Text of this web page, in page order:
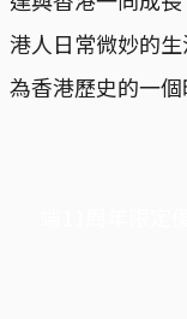
港人日常微妙的
為香港歷史的一個